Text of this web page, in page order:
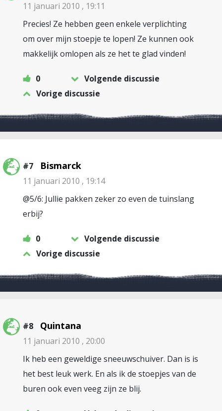
11 januari 2010 , 19:11
Precies! Ze hebben geen enkele verplichting
om over mijn stoepje te lopen! Ze kunnen ook
makkelijk omlopen als ze het te glad vinden!
0
Volgende discussie
Vorige discussie
#7 Bismarck
11 januari 2010 , 19:14
@5/6: Jullie pakken zeker zo even de tuinslang
erbij?
0
Volgende discussie
Vorige discussie
#8 Quintana
11 januari 2010 , 20:00
Ik heb een geweldige sneeuwschuiver. Dan is is
het best leuk werk. En als ik de stoepjes van de
buren ook even veeg zijn ze blij.